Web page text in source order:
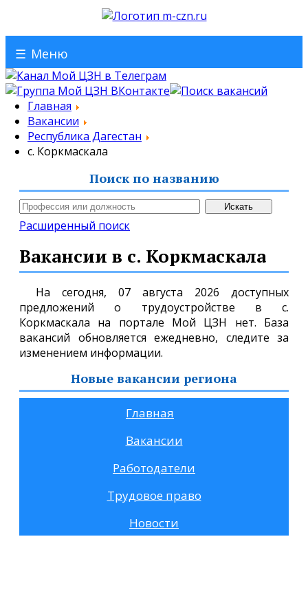
☰ Меню
Главная
Вакансии
Республика Дагестан
с. Коркмаскала
Поиск по названию
Расширенный поиск
Вакансии в с. Коркмаскала
На сегодня, 07 августа 2026 доступных
предложений о трудоустройстве в с.
Коркмаскала на портале Мой ЦЗН нет. База
вакансий обновляется ежедневно, следите за
изменением информации.
Новые вакансии региона
Главная
Вакансии
Работодатели
Трудовое право
Новости